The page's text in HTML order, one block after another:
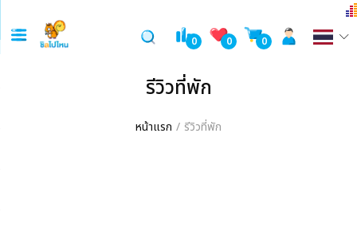
0 0 0
รีวิวที่พัก
หน้าแรก รีวิวที่พัก